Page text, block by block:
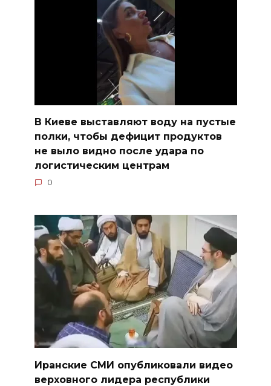
В Киеве выставляют воду на пустые
полки, чтобы дефицит продуктов
не выло видно после удара по
логистическим центрам
0
Иранские СМИ опубликовали видео
верховного лидера республики